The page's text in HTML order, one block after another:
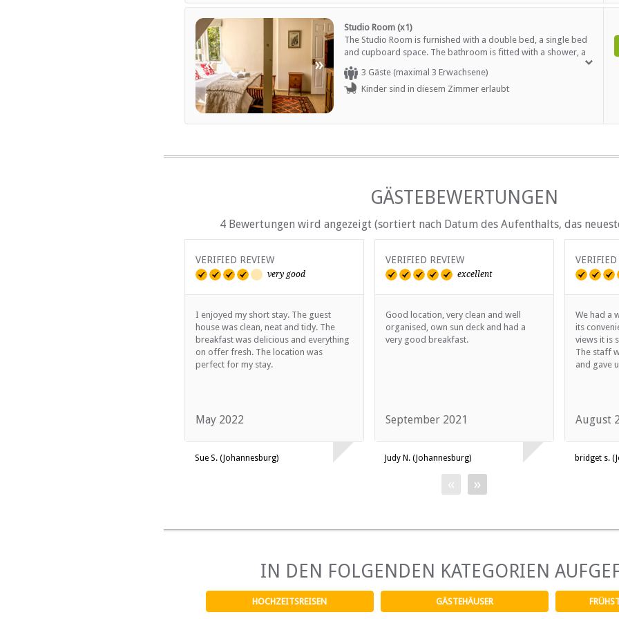
INTERNET
Kostenloses Wi-Fi
TRANSFERS
« »
Studio Room (x1)
The Studio Room is furnished with a double bed, a single bed
and cupboard space. The bathroom is fitted with a shower, a
basin and a toilet. he kitchenette is equipped with a fridge,
microwave and tea- and coffee-making facilities. There is also
a wall-mounted flat-screen TV with selected DStv channels.
3 Gäste (maximal 3 Erwachsene)
Kinder sind in diesem Zimmer erlaubt
GÄSTEBEWERTUNGEN
4 Bewertungen wird angezeigt (sortiert nach Datum des Aufenthalts, das
VERIFIED REVIEW
very good
I enjoyed my short stay. The guest
house was clean, neat and tidy. The
breakfast was delicious and everything
on offer fresh. The location was
perfect for my stay.
May 2022
Sue S. (Johannesburg)
VERIFIED REVIEW
excellent
Good location, very clean and well
organised, own sun deck and had a
very good breakfast.
September 2021
Judy N. (Johannesburg)
We had a
its
views it is
The staff
and gave
August
bridget s.
« »
IN DEN FOLGENDEN KATEGORIEN
HOCHZEITSREISEN GÄSTEHÄUSER